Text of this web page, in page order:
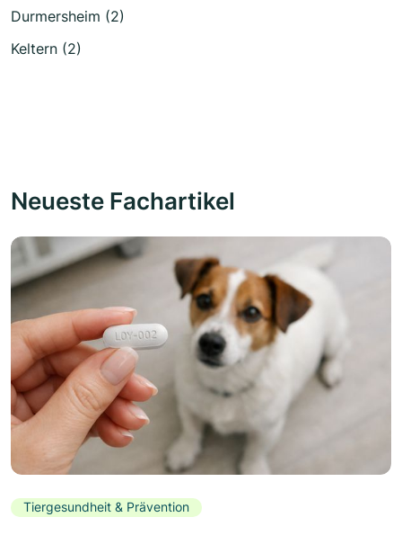
Durmersheim (2)
Keltern (2)
Neueste Fachartikel
Tiergesundheit & Prävention